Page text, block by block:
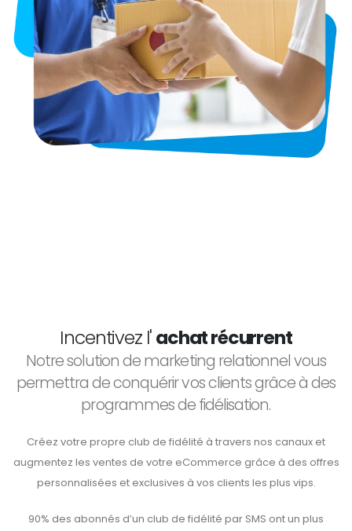
Incentivez l'achat récurrent
Notre solution de marketing relationnel vous
permettra de conquérir vos clients grâce à des
programmes de fidélisation.
Créez votre propre club de fidélité à travers nos canaux et
augmentez les ventes de votre eCommerce grâce à des offres
personnalisées et exclusives à vos clients les plus vips.
90% des abonnés d’un club de fidélité par SMS ont un plus